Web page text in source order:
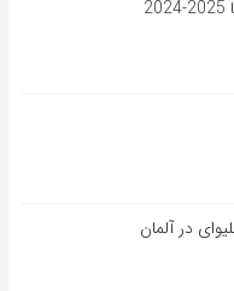
در آلمان